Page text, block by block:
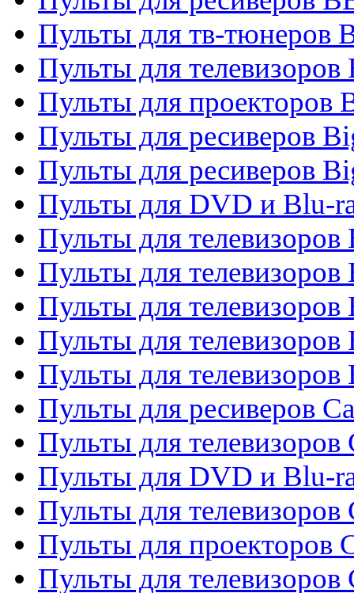
Пульты для тв-тюнеров
Пульты для телевизоров
Пульты для проекторов
Пульты для ресиверов
Пульты для ресиверов
Пульты для DVD и Blu-
Пульты для телевизоров
Пульты для телевизоров
Пульты для телевизоров
Пульты для телевизоров
Пульты для телевизоров
Пульты для ресиверов
Пульты для телевизоров
Пульты для DVD и Blu-
Пульты для телевизоров
Пульты для проекторов
Пульты для телевизоров